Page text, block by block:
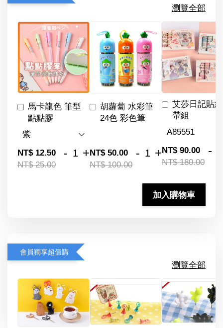
瀏覽全部
馬卡龍色 筆型
點點膠
NT$ 12.50
NT$ 25.00
- +
胡蘿蔔 水彩筆
24色 彩色筆
NT$ 50.00
NT$ 100.00
- +
艾莎日記貼
帶組
NT$ 90.00
NT$ 180.00
-
加入購物車
會員獨享超值購
瀏覽全部